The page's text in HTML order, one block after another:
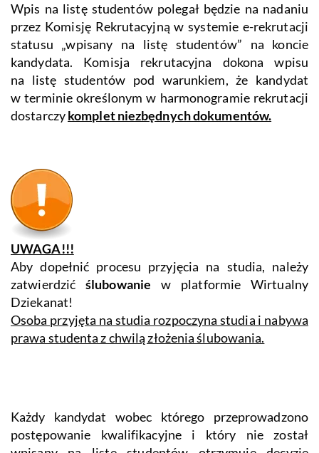
Wpis na listę studentów polegał będzie na nadaniu
przez Komisję Rekrutacyjną w systemie e-rekrutacji
statusu „wpisany na listę studentów” na koncie
kandydata. Komisja rekrutacyjna dokona wpisu
na listę studentów pod warunkiem, że kandydat
w terminie określonym w harmonogramie rekrutacji
dostarczykomplet niezbędnych dokumentów.
UWAGA!!!
Aby dopełnić procesu przyjęcia na studia, należy
zatwierdzićślubowanie w platformie Wirtualny
Dziekanat!
Osoba przyjęta na studia rozpoczyna studia i nabywa
prawa studenta z chwilą złożenia ślubowania.
Każdy kandydat wobec którego przeprowadzono
postępowanie kwalifikacyjne i który nie został